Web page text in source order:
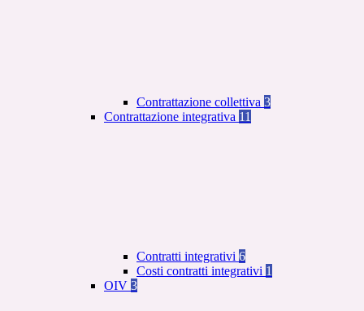
Contrattazione collettiva 3
Contrattazione integrativa 11
Contratti integrativi 6
Costi contratti integrativi 1
OIV 3